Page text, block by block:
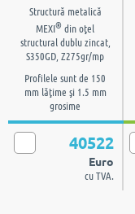
Structură metalică
MEXI® din oţel
structural dublu zincat,
S350GD, Z275gr/mp
Profilele sunt de 150
mm lăţime şi 1.5 mm
grosime
40522
Euro
cu TVA.